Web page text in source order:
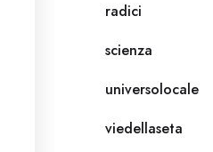
radici
scienza
universolocale
viedellaseta